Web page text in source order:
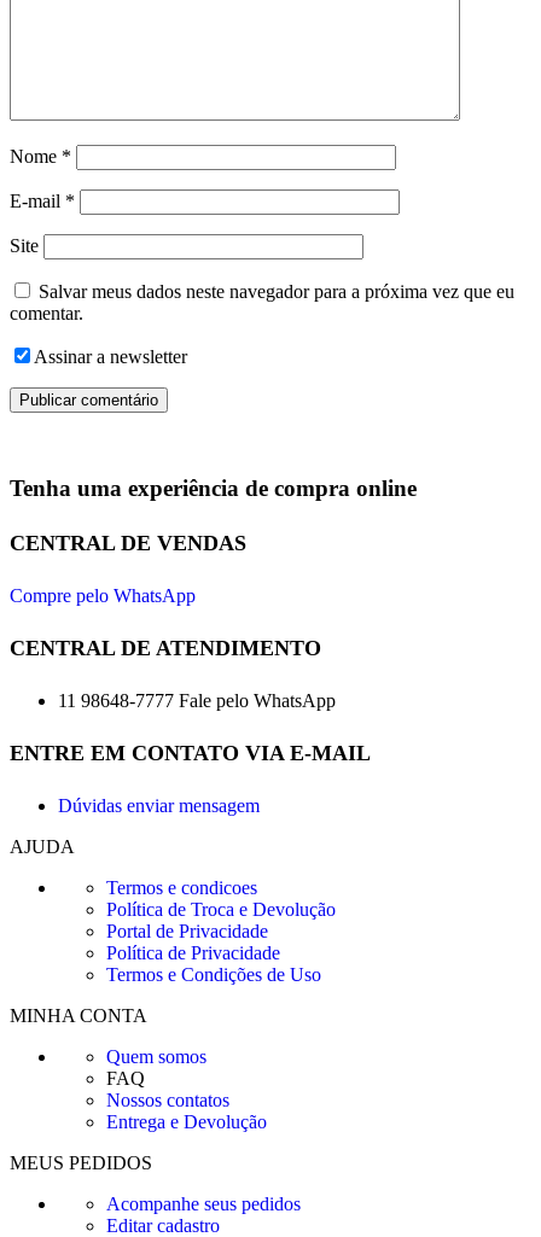
Nome *
E-mail *
Site
Salvar meus dados neste navegador para a próxima vez que eu
comentar.
Assinar a newsletter
Tenha uma experiência de compra online
CENTRAL DE VENDAS
Compre pelo WhatsApp
CENTRAL DE ATENDIMENTO
11 98648-7777 Fale pelo WhatsApp
ENTRE EM CONTATO VIA E-MAIL
Dúvidas enviar mensagem
AJUDA
Termos e condicoes
Política de Troca e Devolução
Portal de Privacidade
Política de Privacidade
Termos e Condições de Uso
MINHA CONTA
Quem somos
FAQ
Nossos contatos
Entrega e Devolução
MEUS PEDIDOS
Acompanhe seus pedidos
Editar cadastro